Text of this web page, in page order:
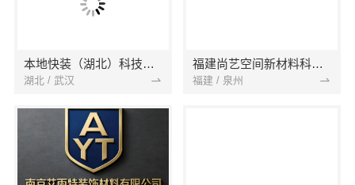
本地快装（湖北）科技有限公司
湖北 / 武汉
福建尚艺空间新材料科技有限公司
福建 / 泉州